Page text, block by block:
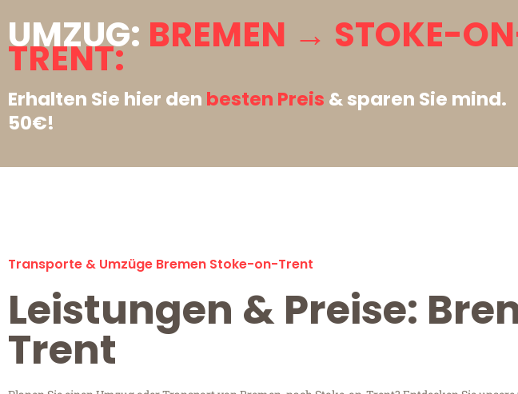
UMZUG: BREMEN → STOKE-
TRENT:
Erhalten Sie hier den besten Preis & sparen Sie mind.
50€!
Transporte & Umzüge Bremen Stoke-on-Trent
Leistungen & Preise:
Trent